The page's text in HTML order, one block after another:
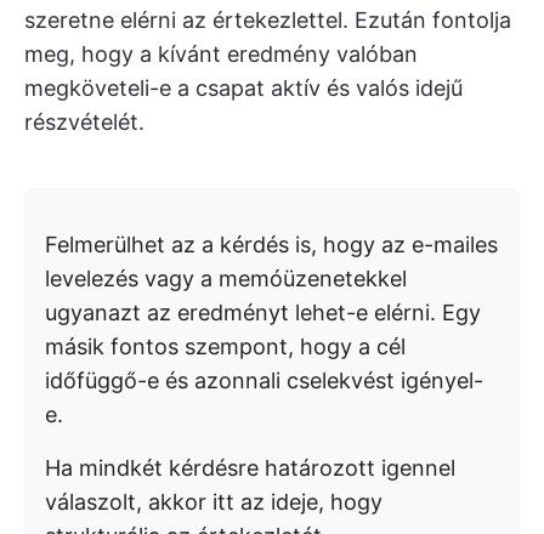
szeretne elérni az értekezlettel. Ezután fontolja
meg, hogy a kívánt eredmény valóban
megköveteli-e a csapat aktív és valós idejű
részvételét.
Felmerülhet az a kérdés is, hogy az e-mailes
levelezés vagy a memóüzenetekkel
ugyanazt az eredményt lehet-e elérni. Egy
másik fontos szempont, hogy a cél
időfüggő-e és azonnali cselekvést igényel-
e.
Ha mindkét kérdésre határozott igennel
válaszolt, akkor itt az ideje, hogy